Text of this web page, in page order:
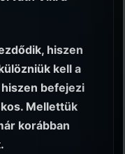
hiszen
kell a
befejezi
Mellettük
korábban